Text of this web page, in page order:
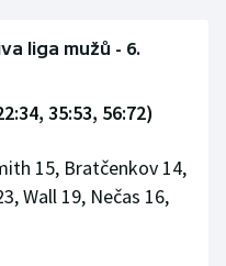
liga mužů - 6.
35:53, 56:72)
15, Bratčenkov 14,
Wall 19, Nečas 16,